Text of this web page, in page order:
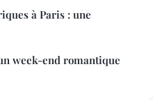
à Paris : une
week-end romantique